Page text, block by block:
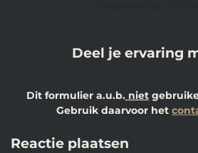
Deel je ervaring
Dit formulier a.u.b.niet
Gebruik daarvoor het
Reactie plaatsen